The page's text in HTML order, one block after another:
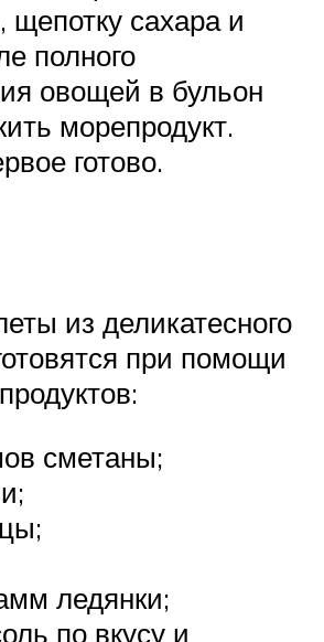
щепотку сахара и
полного
овощей в бульон
морепродукт.
готово.
из деликатесного
при помощи
сметаны;
ледянки;
по вкусу и